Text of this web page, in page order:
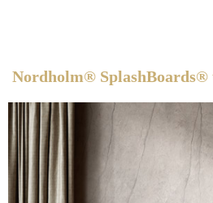
Nordholm® SplashBoards®